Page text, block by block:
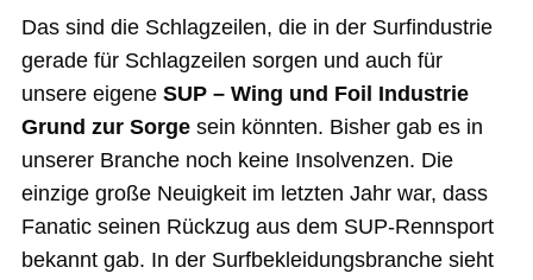
Das sind die Schlagzeilen, die in der Surfindustrie
gerade für Schlagzeilen sorgen und auch für
unsere eigene SUP – Wing und Foil Industrie
Grund zur Sorge sein könnten. Bisher gab es in
unserer Branche noch keine Insolvenzen. Die
einzige große Neuigkeit im letzten Jahr war, dass
Fanatic seinen Rückzug aus dem SUP-Rennsport
bekannt gab. In der Surfbekleidungsbranche sieht